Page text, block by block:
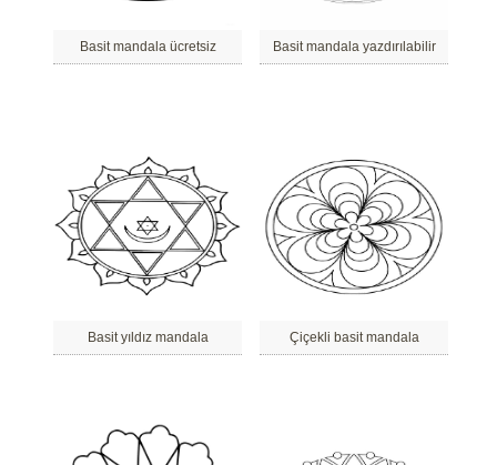
Basit mandala ücretsiz Basit mandala yazdırılabilir
Basit yıldız mandala Çiçekli basit mandala